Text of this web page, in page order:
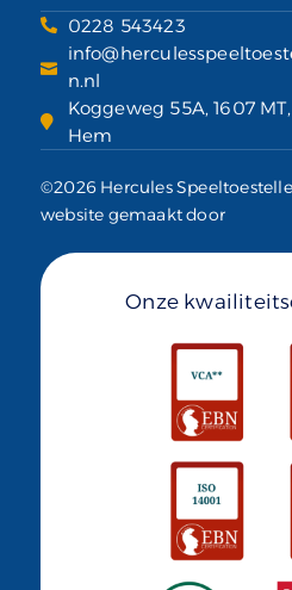
0228 543423
n.nl
Koggeweg 55A, 1607 MT,
Hem
©2026 Hercules
website gemaakt door
Onze